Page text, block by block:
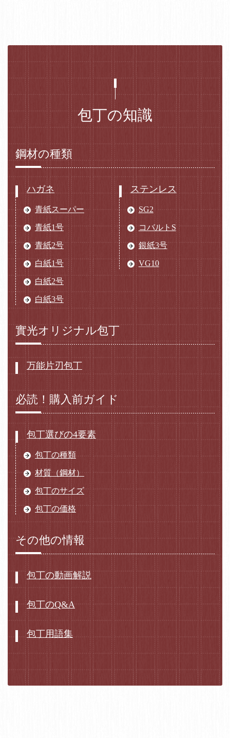
包丁の知識
鋼材の種類
ハガネ
青紙スーパー
青紙1号
青紙2号
白紙1号
白紙2号
白紙3号
ステンレス
SG2
コバルトS
銀紙3号
VG10
實光オリジナル包丁
万能片刃包丁
必読！購入前ガイド
包丁選びの4要素
包丁の種類
材質（鋼材）
包丁のサイズ
包丁の価格
その他の情報
包丁の動画解説
包丁のQ&A
包丁用語集